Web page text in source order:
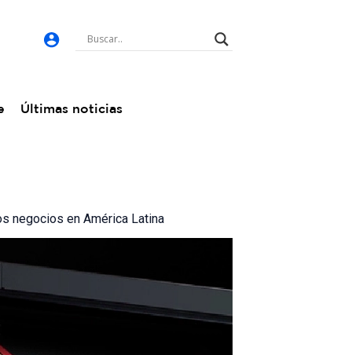
Últimas noticias
negocios en América Latina